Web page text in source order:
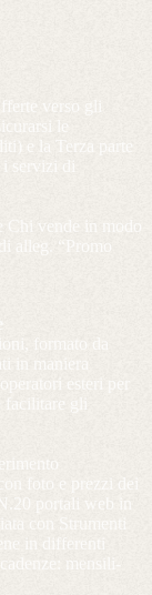
verso gli
le
e la Terza parte
servizi di
vende in modo
alleg. “Promo
formato da
in maniera
esteri per
gli
foto e prezzi dei
portali web in
con Strumenti
in differenti
mensili-